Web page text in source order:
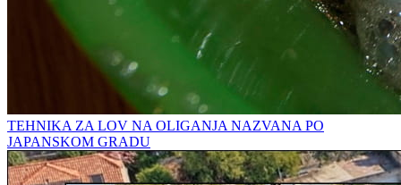
TEHNIKA ZA LOV NA OLIGANJA NAZVANA PO
JAPANSKOM GRADU